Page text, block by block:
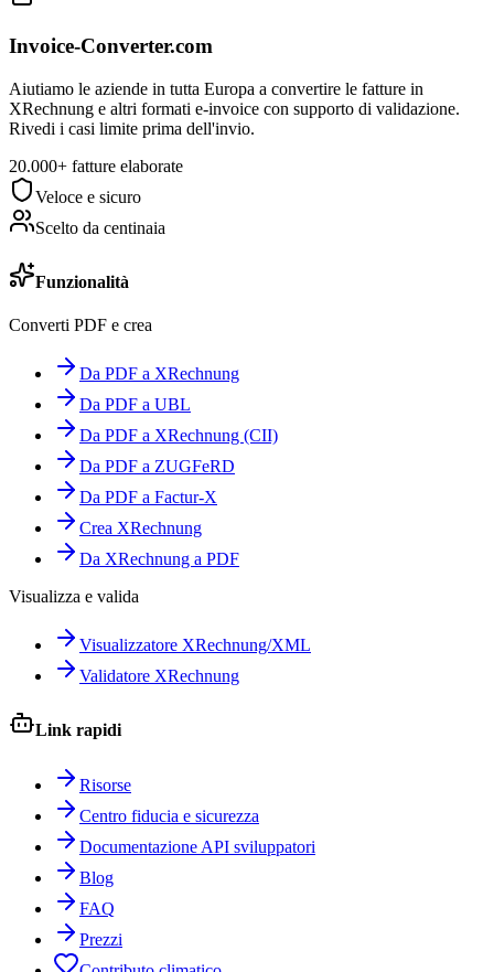
Invoice-Converter.com
Aiutiamo le aziende in tutta Europa a convertire le fatture in
XRechnung e altri formati e-invoice con supporto di validazione.
Rivedi i casi limite prima dell'invio.
20.000+ fatture elaborate
Veloce e sicuro
Scelto da centinaia
Funzionalità
Converti PDF e crea
Da PDF a XRechnung
Da PDF a UBL
Da PDF a XRechnung (CII)
Da PDF a ZUGFeRD
Da PDF a Factur-X
Crea XRechnung
Da XRechnung a PDF
Visualizza e valida
Visualizzatore XRechnung/XML
Validatore XRechnung
Link rapidi
Risorse
Centro fiducia e sicurezza
Documentazione API sviluppatori
Blog
FAQ
Prezzi